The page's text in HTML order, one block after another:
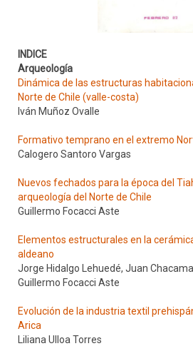
INDICE
Arqueología
Dinámica de las estructuras
Norte de Chile (valle-costa)
Iván Muñoz Ovalle
Formativo temprano en el extremo
Calogero Santoro Vargas
Nuevos fechados para la época del
arqueología del Norte de Chile
Guillermo Focacci Aste
Elementos estructurales en la
aldeano
Jorge Hidalgo Lehuedé, Juan
Guillermo Focacci Aste
Evolución de la industria textil
Arica
Liliana Ulloa Torres